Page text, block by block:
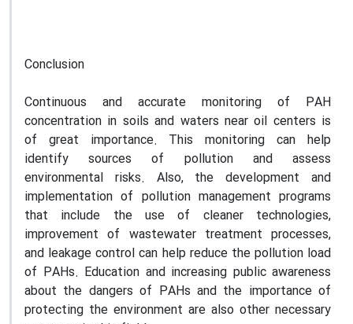
Conclusion
Continuous and accurate monitoring of PAH
concentration in soils and waters near oil centers is
of great importance. This monitoring can help
identify sources of pollution and assess
environmental risks. Also, the development and
implementation of pollution management programs
that include the use of cleaner technologies,
improvement of wastewater treatment processes,
and leakage control can help reduce the pollution load
of PAHs. Education and increasing public awareness
about the dangers of PAHs and the importance of
protecting the environment are also other necessary